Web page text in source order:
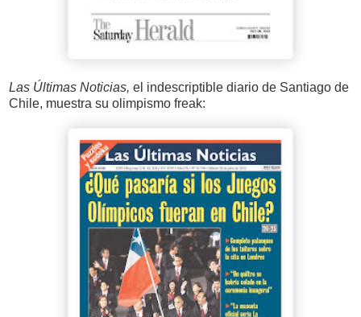
Las Últimas Noticias, el indescriptible diario de Santiago de
Chile, muestra su olimpismo freak: